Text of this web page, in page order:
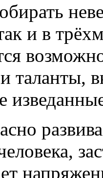
и в
таланты,